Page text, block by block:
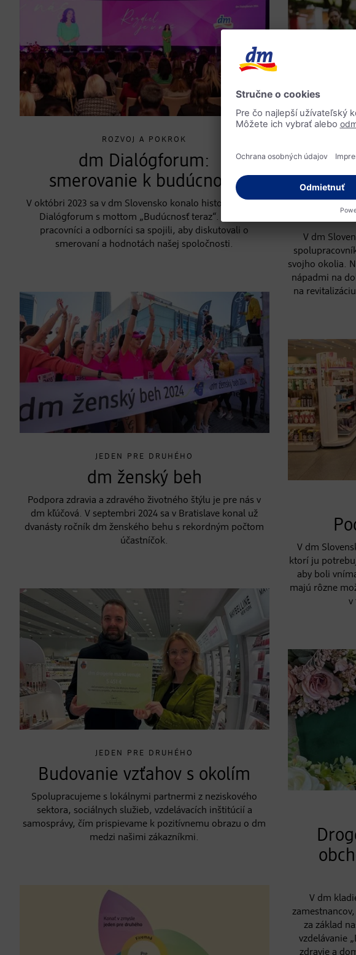
ROZVOJ A POKROK
dm Dialógforum:
smerovanie k budúcnosti
V októbri 2023 sa v dm Slovensko konalo historicky prvé
Dialógforum s mottom „Budúcnosť teraz“. Vedúci
pracovníci a odborníci sa spojili, aby diskutovali o
smerovaní a hodnotách našej spoločnosti.
JEDEN PRE DRUHÉHO
dm ženský beh
Podpora zdravia a zdravého životného štýlu je pre nás v
dm kľúčová. V septembri 2024 sa v Bratislave konal už
dvanásty ročník dm ženského behu s rekordným počtom
účastníčok.
JEDEN PRE DRUHÉHO
Budovanie vzťahov s okolím
Spolupracujeme s lokálnymi partnermi z neziskového
sektora, sociálnych služieb, vzdelávacích inštitúcií a
samosprávy, čím prispievame k pozitívnemu obrazu o dm
medzi našimi zákazníkmi.
V dm
svojho okolia.
nápadmi na
na
V dm
ktorí ju
aby boli
majú rôzne
v
V dm
za základ
vzdelávanie
zdravie a